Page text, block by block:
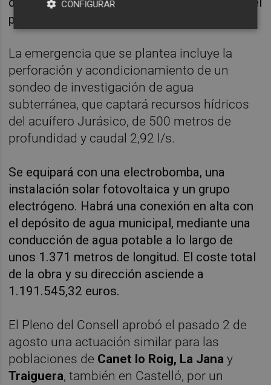
paraje
La emergencia que se plantea incluye la
perforación y acondicionamiento de un
sondeo de investigación de agua
subterránea, que captará recursos hídricos
del acuífero Jurásico, de 500 metros de
profundidad y caudal 2,92 l/s.
Se equipará con una electrobomba, una
instalación solar fotovoltaica y un grupo
electrógeno. Habrá una conexión en alta con
el depósito de agua municipal, mediante una
conducción de agua potable a lo largo de
unos 1.371 metros de longitud. El coste total
de la obra y su dirección asciende a
1.191.545,32 euros.
El Pleno del Consell aprobó el pasado 2 de
agosto una actuación similar para las
poblaciones de Canet lo Roig, La Jana y
Traiguera, también en Castelló, por un
CONFIGURAR